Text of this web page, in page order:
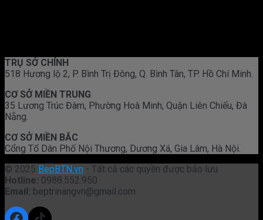
TRỤ SỞ CHÍNH
518 Hương lộ 2, P. Bình Trị Đông, Q. Bình Tân, TP. Hồ Chí Minh.
CƠ SỞ MIỀN TRUNG
35 Lương Trúc Đàm, Phường Hoà Minh, Quận Liên Chiểu, Đà
Nẵng.
CƠ SỞ MIỀN BĂC
Cổng Tổ Dân Phố Nội Thương, Dương Xá, Gia Lâm, Hà Nội.
© 2025 BepBTN.vn - Tất cả các quyền được bảo lưu.
Hotline: 0988.552.950
Email: beptrinangvn@gmail.com